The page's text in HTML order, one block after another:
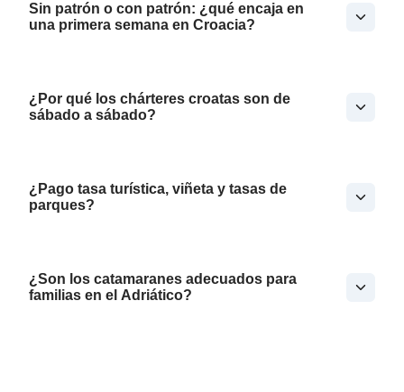
Sin patrón o con patrón: ¿qué encaja en
una primera semana en Croacia?
¿Por qué los chárteres croatas son de
sábado a sábado?
¿Pago tasa turística, viñeta y tasas de
parques?
¿Son los catamaranes adecuados para
familias en el Adriático?